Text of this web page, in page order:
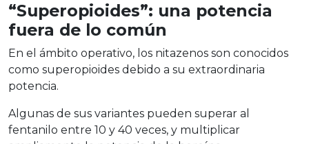
“Superopioides”: una potencia
fuera de lo común
En el ámbito operativo, los nitazenos son conocidos
como superopioides debido a su extraordinaria
potencia.
Algunas de sus variantes pueden superar al
fentanilo entre 10 y 40 veces, y multiplicar